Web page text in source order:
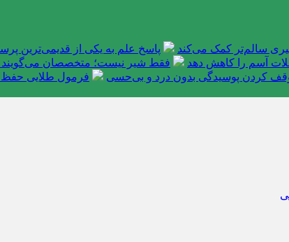
پیری سالم‌تر کمک می‌کند پاسخ علم به یکی از قدیمی‌ترین
آسم را کاهش دهد
فقط شیر نیست؛ متخصصان می‌گویند
کردن پوسیدگی بدون درد و بی‌حسی
فرمول طلایی حفظ